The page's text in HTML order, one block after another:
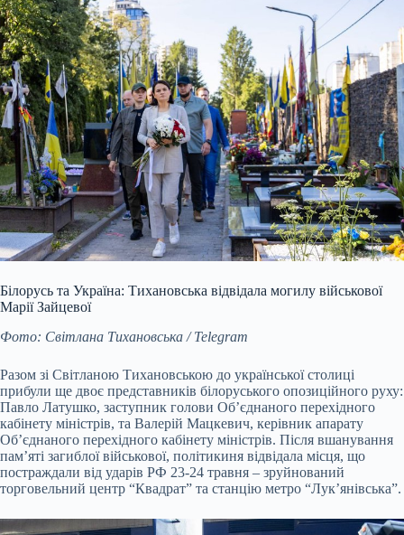
Білорусь та Україна: Тихановська відвідала могилу військової
Марії Зайцевої
Фото: Світлана Тихановська / Telegram
Разом зі Світланою Тихановською до української столиці
прибули ще двоє представників білоруського опозиційного руху:
Павло Латушко, заступник голови Об’єднаного перехідного
кабінету міністрів, та Валерій Мацкевич, керівник апарату
Об’єднаного перехідного кабінету міністрів. Після вшанування
пам’яті загиблої військової, політикиня відвідала місця, що
постраждали від ударів РФ 23-24 травня – зруйнований
торговельний центр “Квадрат” та станцію метро “Лук’янівська”.